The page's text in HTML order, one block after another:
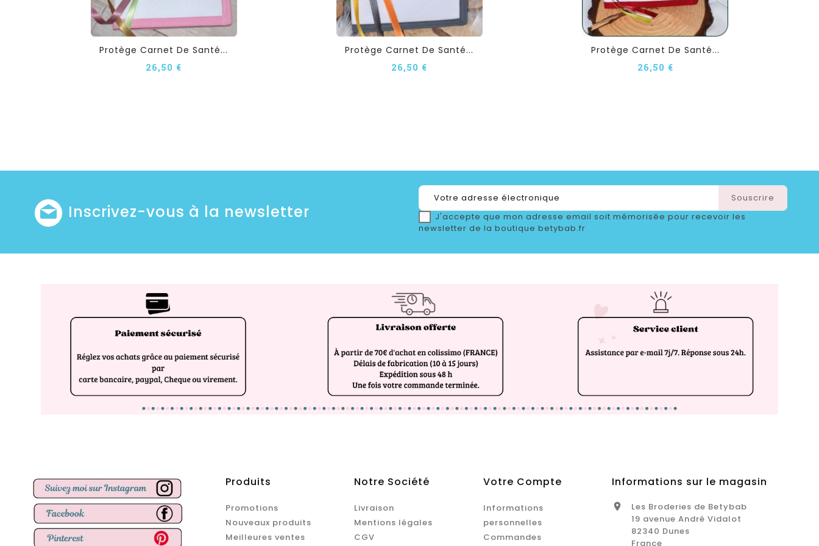
Protège Carnet De Santé...
26,50 €
Protège Carnet De Santé...
26,50 €
Protège Carnet De Santé...
26,50 €
Inscrivez-vous à la newsletter
J'accepte que mon adresse email soit mémorisée pour recevoir les
newsletter de la boutique betybab.fr
Produits
Promotions
Nouveaux produits
Meilleures ventes
Notre Société
Livraison
Mentions légales
CGV
Votre Compte
Informations
personnelles
Commandes
Informations sur le magasin

Les Broderies de Betybab
19 avenue André Vidalot
82340 Dunes
France